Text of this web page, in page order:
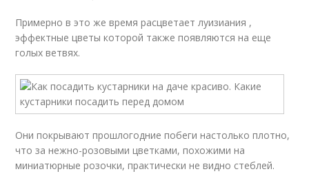
Примерно в это же время расцветает луизиания ,
эффектные цветы которой также появляются на еще
голых ветвях.
Они покрывают прошлогодние побеги настолько плотно,
что за нежно-розовыми цветками, похожими на
миниатюрные розочки, практически не видно стеблей.